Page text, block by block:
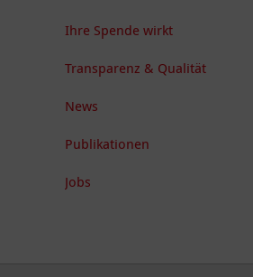
Ihre Spende wirkt
Transparenz & Qualität
News
Publikationen
Jobs